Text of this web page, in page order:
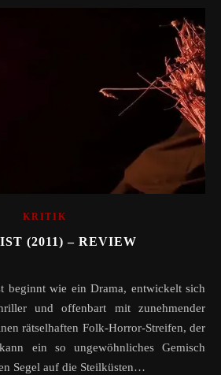
KRITIK
(2011) – REVIEW
und offenbart mit zunehmender
rätselhaften Folk-Horror-Streifen, der
ein so ungewöhnliches Gemisch
Segel auf die Steilküsten…